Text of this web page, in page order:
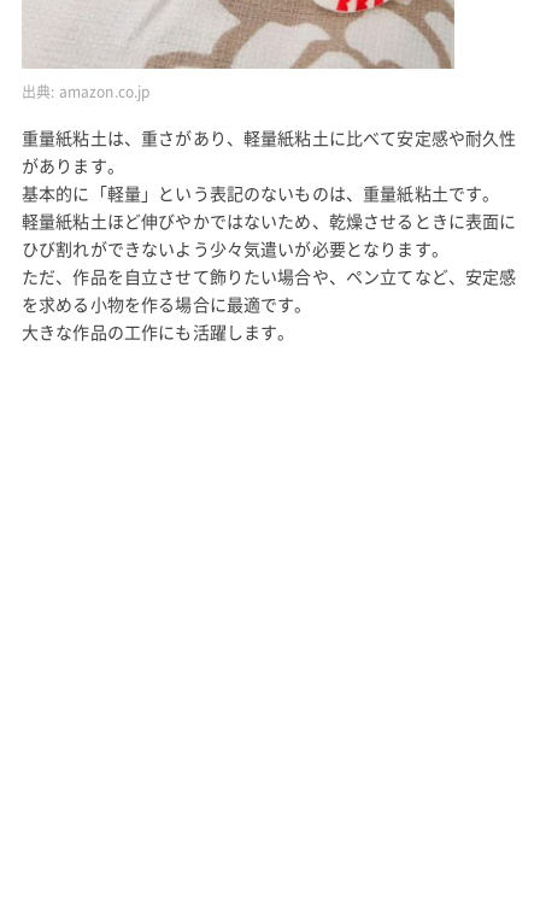
出典: amazon.co.jp
重量紙粘土は、重さがあり、軽量紙粘土に比べて安定感や耐久性
があります。
基本的に「軽量」という表記のないものは、重量紙粘土です。
軽量紙粘土ほど伸びやかではないため、乾燥させるときに表面に
ひび割れができないよう少々気遣いが必要となります。
ただ、作品を自立させて飾りたい場合や、ペン立てなど、安定感
を求める小物を作る場合に最適です。
大きな作品の工作にも活躍します。